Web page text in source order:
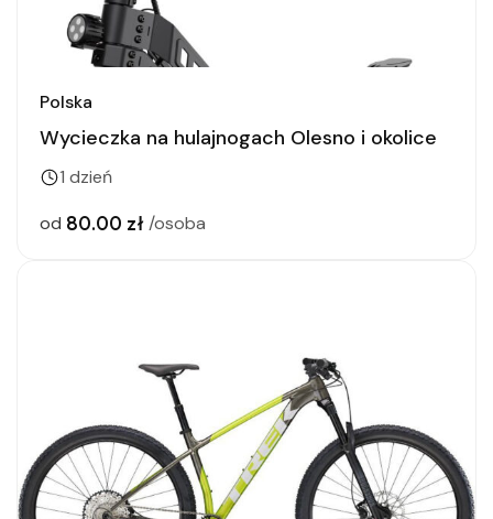
Polska
Wycieczka na hulajnogach Olesno i okolice
1 dzień
od 80.00 zł /osoba